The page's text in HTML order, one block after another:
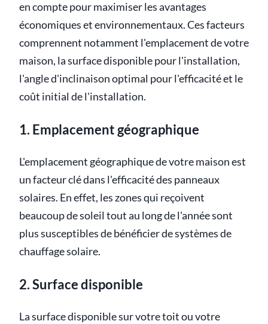
en compte pour maximiser les avantages
économiques et environnementaux. Ces facteurs
comprennent notamment l'emplacement de votre
maison, la surface disponible pour l'installation,
l'angle d'inclinaison optimal pour l'efficacité et le
coût initial de l'installation.
1. Emplacement géographique
L'emplacement géographique de votre maison est
un facteur clé dans l'efficacité des panneaux
solaires. En effet, les zones qui reçoivent
beaucoup de soleil tout au long de l'année sont
plus susceptibles de bénéficier de systèmes de
chauffage solaire.
2. Surface disponible
La surface disponible sur votre toit ou votre